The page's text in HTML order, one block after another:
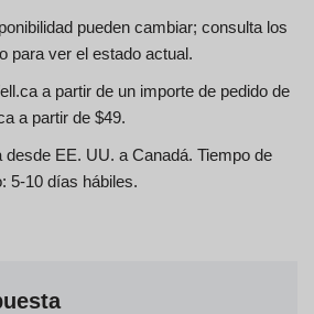
pueden cambiar; consulta los
para ver el estado actual.
a partir de un importe de pedido de
a partir de $49.
desde EE. UU. a Canadá. Tiempo de
5-10 días hábiles.